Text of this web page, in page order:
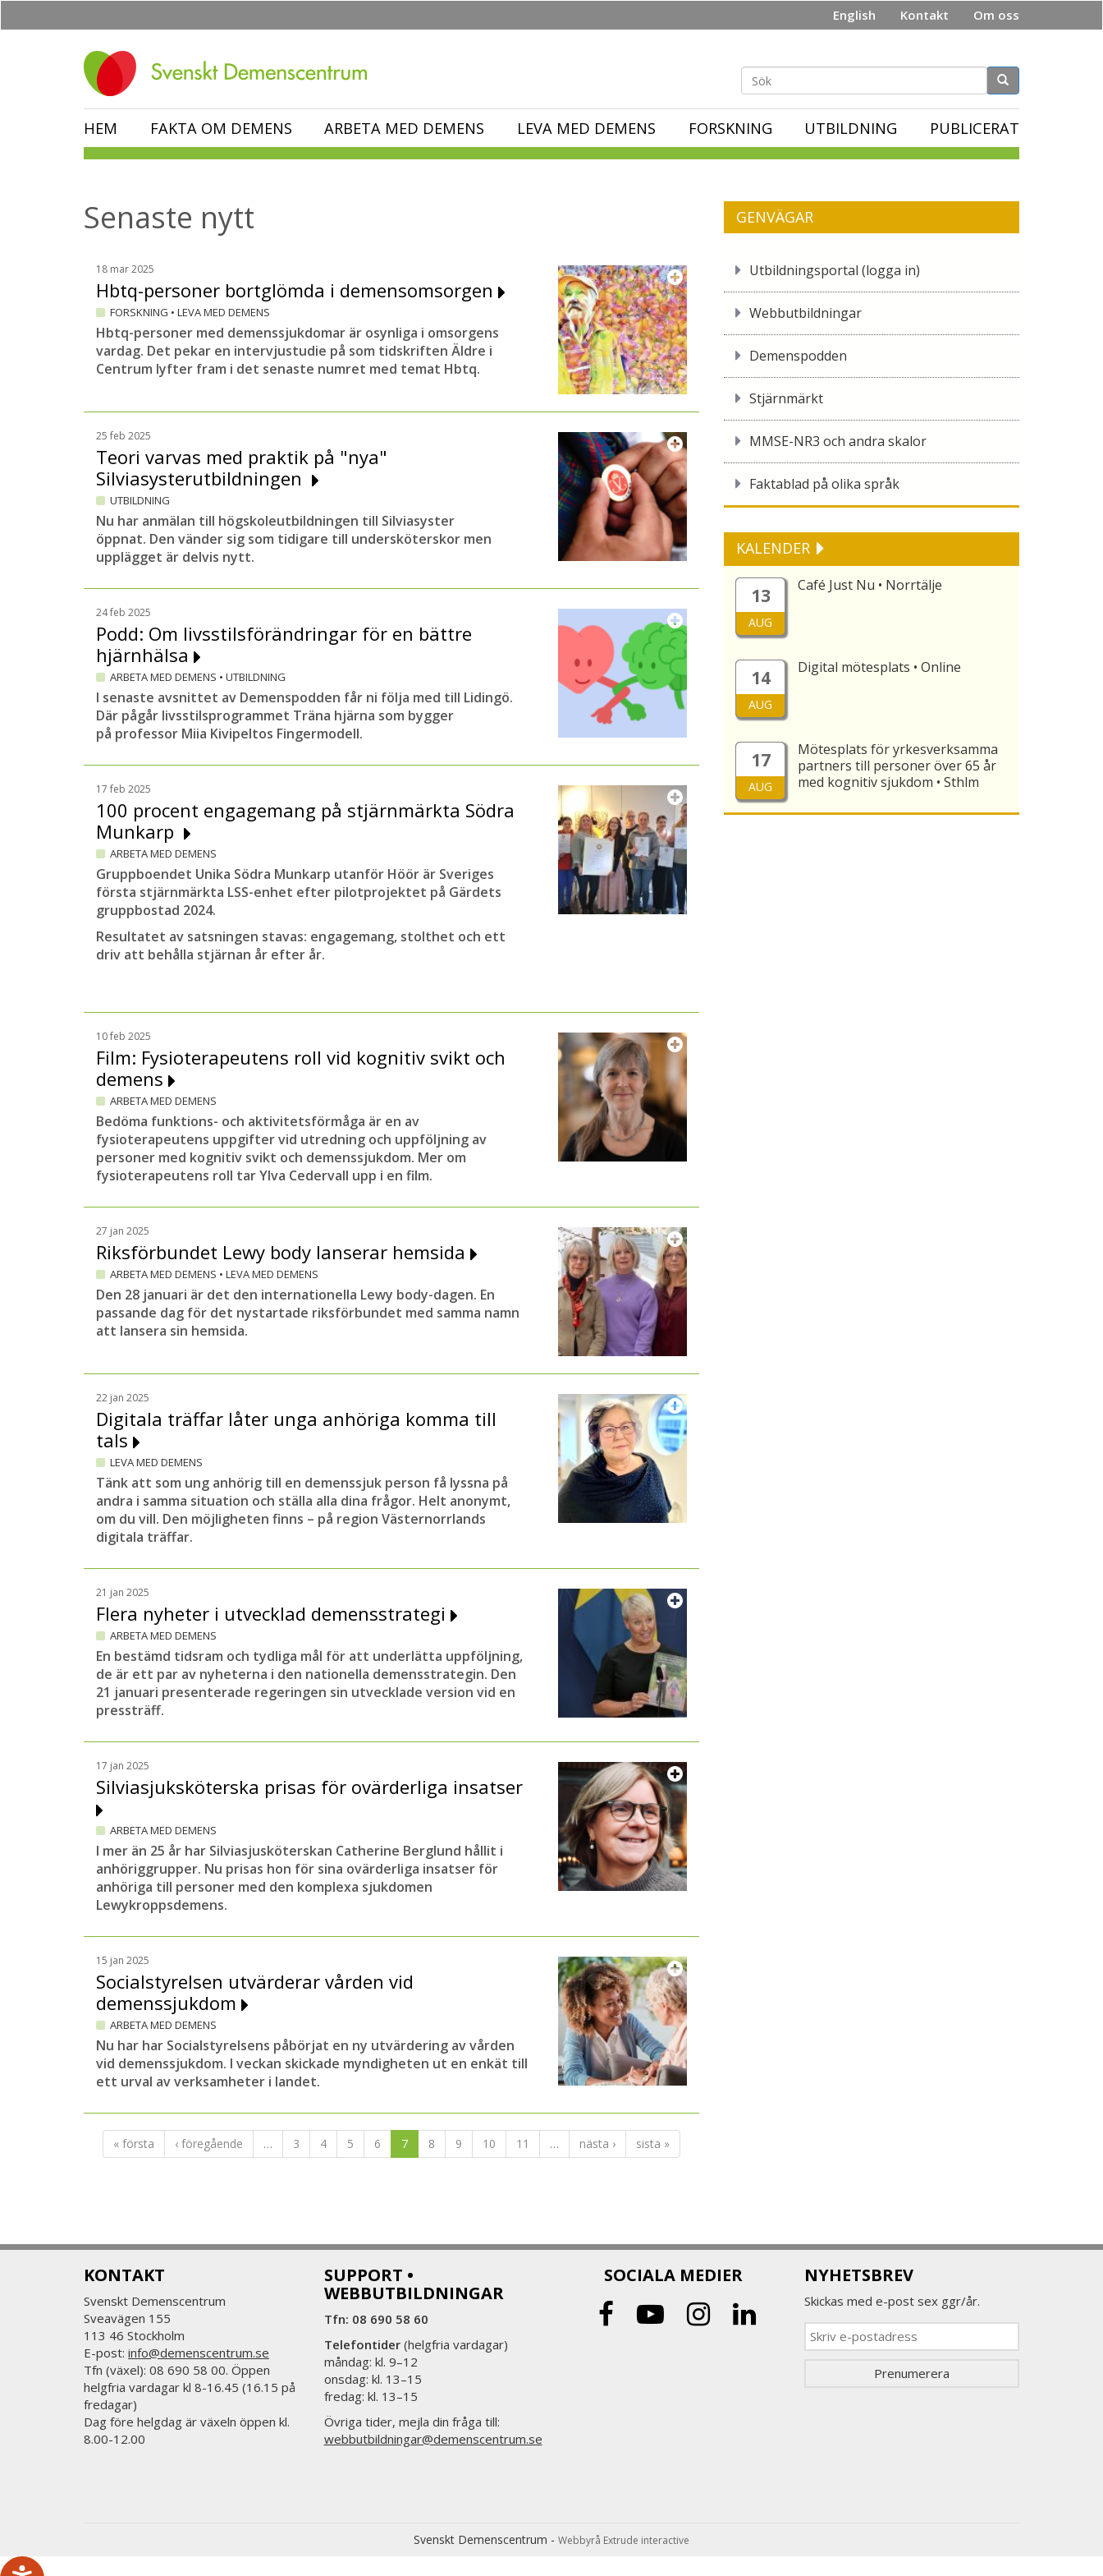
English Kontakt Om oss
Sökformulär
HEM FAKTA OM DEMENS ARBETA MED DEMENS LEVA MED DEMENS FORSKNING UTBILDNING PUBLICERAT
Senaste nytt
18 mar 2025
Hbtq-personer bortglömda i demensomsorgen
FORSKNING • LEVA MED DEMENS
Hbtq-personer med demenssjukdomar är osynliga i omsorgens
vardag. Det pekar en intervjustudie på som tidskriften Äldre i
Centrum lyfter fram i det senaste numret med temat Hbtq.
25 feb 2025
Teori varvas med praktik på "nya"
Silviasysterutbildningen
UTBILDNING
Nu har anmälan till högskoleutbildningen till Silviasyster
öppnat. Den vänder sig som tidigare till undersköterskor men
upplägget är delvis nytt.
24 feb 2025
Podd: Om livsstilsförändringar för en bättre
hjärnhälsa
ARBETA MED DEMENS • UTBILDNING
I senaste avsnittet av Demenspodden får ni följa med till Lidingö.
Där pågår livsstilsprogrammet Träna hjärna som bygger
på professor Miia Kivipeltos Fingermodell.
17 feb 2025
100 procent engagemang på stjärnmärkta Södra
Munkarp
ARBETA MED DEMENS
Gruppboendet Unika Södra Munkarp utanför Höör är Sveriges
första stjärnmärkta LSS-enhet efter pilotprojektet på Gärdets
gruppbostad 2024.
Resultatet av satsningen stavas: engagemang, stolthet och ett
driv att behålla stjärnan år efter år.
10 feb 2025
Film: Fysioterapeutens roll vid kognitiv svikt och
demens
ARBETA MED DEMENS
Bedöma funktions- och aktivitetsförmåga är en av
fysioterapeutens uppgifter vid utredning och uppföljning av
personer med kognitiv svikt och demenssjukdom. Mer om
fysioterapeutens roll tar Ylva Cedervall upp i en film.
27 jan 2025
Riksförbundet Lewy body lanserar hemsida
ARBETA MED DEMENS • LEVA MED DEMENS
Den 28 januari är det den internationella Lewy body-dagen. En
passande dag för det nystartade riksförbundet med samma namn
att lansera sin hemsida.
22 jan 2025
Digitala träffar låter unga anhöriga komma till
tals
LEVA MED DEMENS
Tänk att som ung anhörig till en demenssjuk person få lyssna på
andra i samma situation och ställa alla dina frågor. Helt anonymt,
om du vill. Den möjligheten finns – på region Västernorrlands
digitala träffar.
21 jan 2025
Flera nyheter i utvecklad demensstrategi
ARBETA MED DEMENS
En bestämd tidsram och tydliga mål för att underlätta uppföljning,
de är ett par av nyheterna i den nationella demensstrategin. Den
21 januari presenterade regeringen sin utvecklade version vid en
pressträff.
17 jan 2025
Silviasjuksköterska prisas för ovärderliga insatser
ARBETA MED DEMENS
I mer än 25 år har Silviasjusköterskan Catherine Berglund hållit i
anhöriggrupper. Nu prisas hon för sina ovärderliga insatser för
anhöriga till personer med den komplexa sjukdomen
Lewykroppsdemens.
15 jan 2025
Socialstyrelsen utvärderar vården vid
demenssjukdom
ARBETA MED DEMENS
Nu har har Socialstyrelsens påbörjat en ny utvärdering av vården
vid demenssjukdom. I veckan skickade myndigheten ut en enkät till
ett urval av verksamheter i landet.
« första ‹ föregående … 3 4 5 6 7 8 9 10 11 … nästa › sista »
GENVÄGAR
Utbildningsportal (logga in)
Webbutbildningar
Demenspodden
Stjärnmärkt
MMSE-NR3 och andra skalor
Faktablad på olika språk
KALENDER
13
AUG
Café Just Nu • Norrtälje
14
AUG
Digital mötesplats • Online
17
AUG
Mötesplats för yrkesverksamma
partners till personer över 65 år
med kognitiv sjukdom • Sthlm
KONTAKT
Svenskt Demenscentrum
Sveavägen 155
113 46 Stockholm
E-post: info@demenscentrum.se
Tfn (växel): 08 690 58 00. Öppen
helgfria vardagar kl 8-16.45 (16.15 på
fredagar)
Dag före helgdag är växeln öppen kl.
8.00-12.00
SUPPORT •
WEBBUTBILDNINGAR
Tfn: 08 690 58 60
Telefontider(helgfria vardagar)
måndag: kl. 9–12
onsdag: kl. 13–15
fredag: kl. 13–15
Övriga tider, mejla din fråga till:
webbutbildningar@demenscentrum.se
SOCIALA MEDIER NYHETSBREV
Skickas med e-post sex ggr/år.
Svenskt Demenscentrum - Webbyrå Extrude interactive